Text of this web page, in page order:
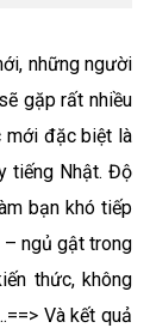
những người
gặp rất nhiều
mới đặc biệt là
tiếng Nhật. Độ
bạn khó tiếp
– ngủ gật trong
thức, không
Và kết quả